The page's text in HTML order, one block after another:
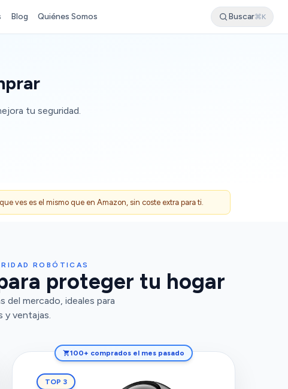
Blog Quiénes Somos Buscar⌘K
tu seguridad.
ves es el mismo que en Amazon, sin coste extra para ti.
ROBÓTICAS
proteger tu hogar
del mercado, ideales para
y ventajas.
100+ comprados el mes pasado
TOP 3